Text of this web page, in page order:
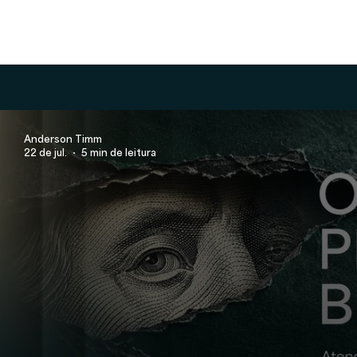
Anderson Timm
22 de jul.
5 min de leitura